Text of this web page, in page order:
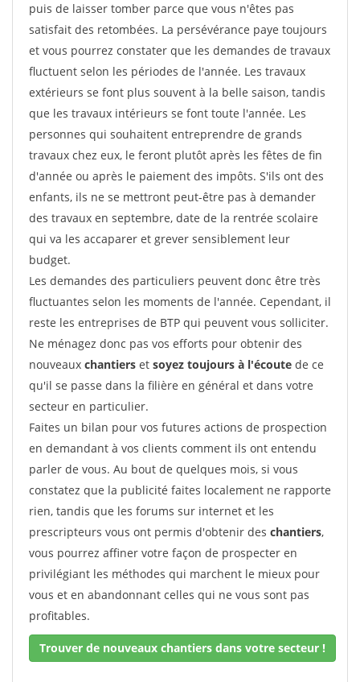
puis de laisser tomber parce que vous n'êtes pas
satisfait des retombées. La persévérance paye toujours
et vous pourrez constater que les demandes de travaux
fluctuent selon les périodes de l'année. Les travaux
extérieurs se font plus souvent à la belle saison, tandis
que les travaux intérieurs se font toute l'année. Les
personnes qui souhaitent entreprendre de grands
travaux chez eux, le feront plutôt après les fêtes de fin
d'année ou après le paiement des impôts. S'ils ont des
enfants, ils ne se mettront peut-être pas à demander
des travaux en septembre, date de la rentrée scolaire
qui va les accaparer et grever sensiblement leur
budget.
Les demandes des particuliers peuvent donc être très
fluctuantes selon les moments de l'année. Cependant, il
reste les entreprises de BTP qui peuvent vous solliciter.
Ne ménagez donc pas vos efforts pour obtenir des
nouveaux chantiers et soyez toujours à l'écoute de ce
qu'il se passe dans la filière en général et dans votre
secteur en particulier.
Faites un bilan pour vos futures actions de prospection
en demandant à vos clients comment ils ont entendu
parler de vous. Au bout de quelques mois, si vous
constatez que la publicité faites localement ne rapporte
rien, tandis que les forums sur internet et les
prescripteurs vous ont permis d'obtenir des chantiers,
vous pourrez affiner votre façon de prospecter en
privilégiant les méthodes qui marchent le mieux pour
vous et en abandonnant celles qui ne vous sont pas
profitables.
Trouver de nouveaux chantiers dans votre secteur !